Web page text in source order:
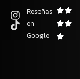
Saltar
Reseñas
en
Google